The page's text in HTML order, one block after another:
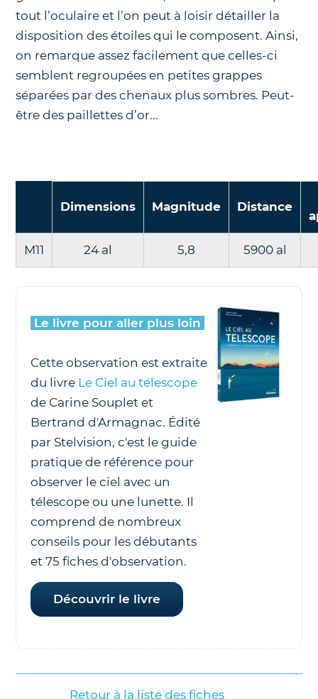
tout l’oculaire et l’on peut à loisir détailler la
disposition des étoiles qui le composent. Ainsi,
on remarque assez facilement que celles-ci
semblent regroupées en petites grappes
séparées par des chenaux plus sombres. Peut-
être des paillettes d’or...
Dimensions Magnitude Distance
M11 24 al 5,8 5900 al
Le livre pour aller plus loin
Cette observation est extraite
du livre Le Ciel au télescope
de Carine Souplet et
Bertrand d'Armagnac. Édité
par Stelvision, c'est le guide
pratique de référence pour
observer le ciel avec un
télescope ou une lunette. Il
comprend de nombreux
conseils pour les débutants
et 75 fiches d'observation.
Découvrir le livre
Retour à la liste des fiches